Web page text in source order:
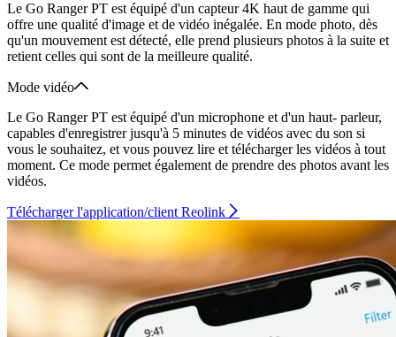
Le Go Ranger PT est équipé d'un capteur 4K haut de gamme qui
offre une qualité d'image et de vidéo inégalée. En mode photo, dès
qu'un mouvement est détecté, elle prend plusieurs photos à la suite et
retient celles qui sont de la meilleure qualité.
Mode vidéo
Le Go Ranger PT est équipé d'un microphone et d'un haut- parleur,
capables d'enregistrer jusqu'à 5 minutes de vidéos avec du son si
vous le souhaitez, et vous pouvez lire et télécharger les vidéos à tout
moment. Ce mode permet également de prendre des photos avant les
vidéos.
Télécharger l'application/client Reolink